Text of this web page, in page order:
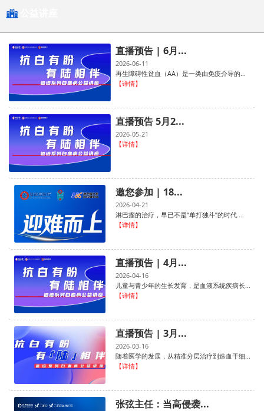
直播预告 | 6月...
2026-06-11
再生障碍性贫血（AA）是一类由免疫介导的...
【详情】
直播预告 5月2...
2026-05-21
【详情】
邀您参加 | 18...
2026-04-21
淋巴瘤的治疗，早已不是“单打独斗”的时代...
【详情】
直播预告 | 4月...
2026-04-16
儿童与青少年的生长发育，是血液系统疾病长...
【详情】
直播预告 | 3月...
2026-03-16
随着医学的发展，从精准分层治疗到造血干细...
【详情】
张弦主任：当高侵袭...